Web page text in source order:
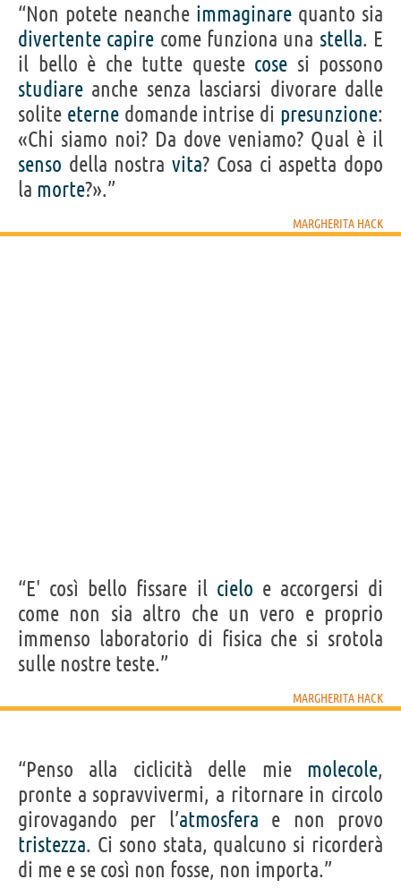
“Non potete neanche immaginare quanto sia
divertente capire come funziona una stella. E
il bello è che tutte queste cose si possono
studiare anche senza lasciarsi divorare dalle
solite eternedomande intrise di presunzione:
«Chi siamo noi? Da dove veniamo? Qual è il
senso della nostravita? Cosa ci aspetta dopo
la morte?».”
MARGHERITA HACK
“E' così bello fissare il cielo e accorgersi di
come non sia altro che un vero e proprio
immenso laboratorio di fisica che si srotola
sulle nostre teste.”
MARGHERITA HACK
“Penso alla ciclicità delle mie molecole,
pronte a sopravvivermi, a ritornare in circolo
girovagando per l’atmosfera e non provo
tristezza. Ci sono stata, qualcuno si ricorderà
di me e se così non fosse, non importa.”